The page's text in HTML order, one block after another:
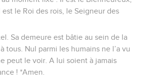
est le Roi des rois, le Seigneur des
Sa demeure est bâtie au sein de la
tous. Nul parmi les humains ne l’a vu
peut le voir. A lui soient à jamais
! *Amen.